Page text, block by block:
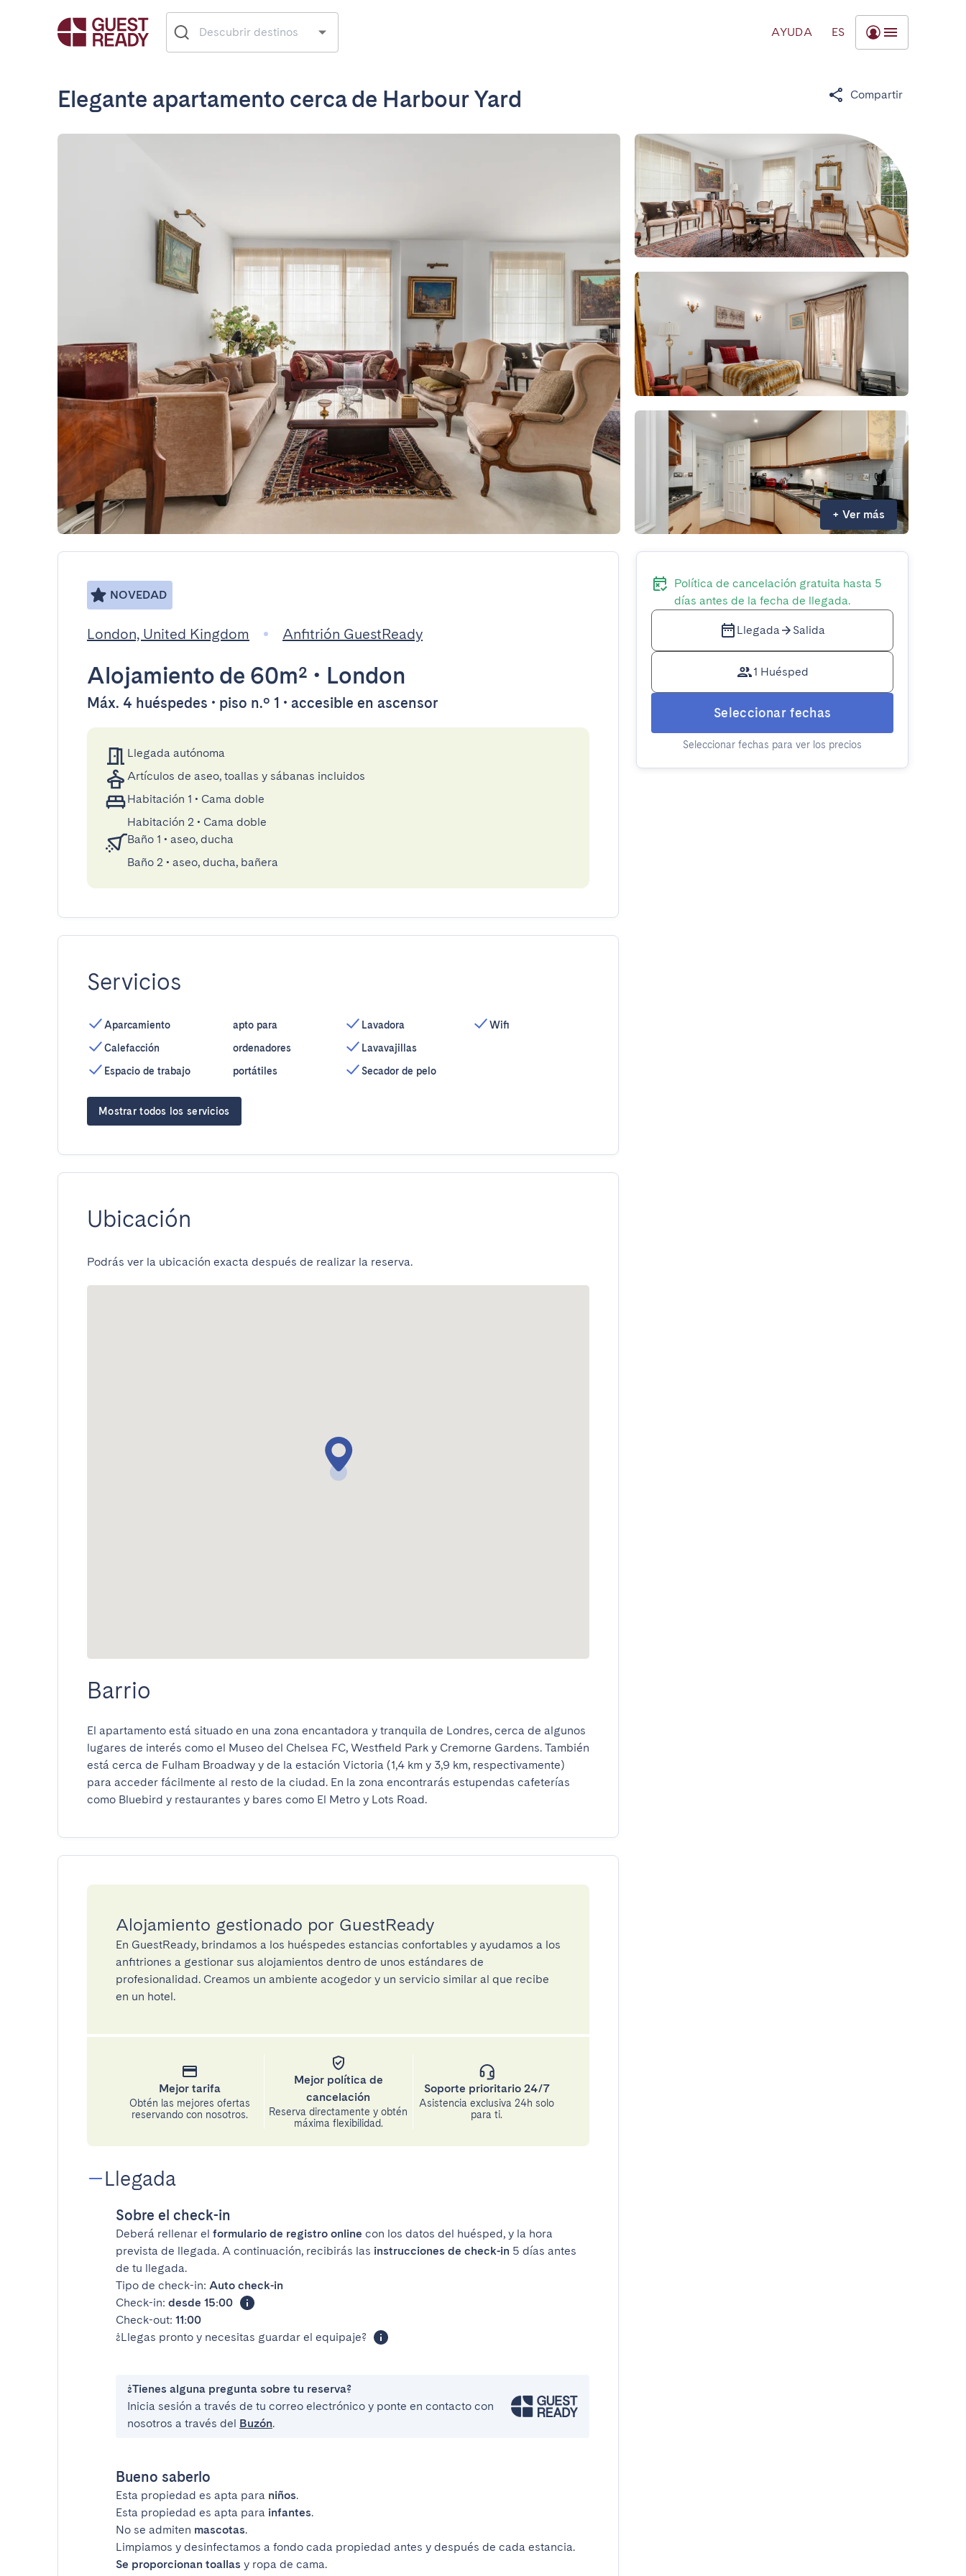
AYUDA ES
Elegante apartamento cerca de Harbour Yard Compartir
+ Ver más
NOVEDAD
London, United Kingdom Anfitrión GuestReady
Alojamiento de 60m² • London
Máx. 4 huéspedes • piso n.º 1 • accesible en ascensor
Llegada autónoma
Artículos de aseo, toallas y sábanas incluidos
Habitación 1 • Cama doble
Habitación 2 • Cama doble
Baño 1 • aseo, ducha
Baño 2 • aseo, ducha, bañera
Servicios
Aparcamiento
Calefacción
Espacio de trabajo
apto para
ordenadores
portátiles
Lavadora
Lavavajillas
Secador de pelo
Wifi
Mostrar todos los servicios
Ubicación
Podrás ver la ubicación exacta después de realizar la reserva.
Barrio
El apartamento está situado en una zona encantadora y tranquila de Londres, cerca de algunos
lugares de interés como el Museo del Chelsea FC, Westfield Park y Cremorne Gardens. También
está cerca de Fulham Broadway y de la estación Victoria (1,4 km y 3,9 km, respectivamente)
para acceder fácilmente al resto de la ciudad. En la zona encontrarás estupendas cafeterías
como Bluebird y restaurantes y bares como El Metro y Lots Road.
Alojamiento gestionado por GuestReady
En GuestReady, brindamos a los huéspedes estancias confortables y ayudamos a los
anfitriones a gestionar sus alojamientos dentro de unos estándares de
profesionalidad. Creamos un ambiente acogedor y un servicio similar al que recibe
en un hotel.
Mejor tarifa
Obtén las mejores ofertas
reservando con nosotros.
Mejor política de
cancelación
Reserva directamente y obtén
máxima flexibilidad.
Soporte prioritario 24/7
Asistencia exclusiva 24h solo
para ti.
Llegada
Sobre el check-in
Deberá rellenar el formulario de registro online con los datos del huésped, y la hora
prevista de llegada. A continuación, recibirás las instrucciones de check-in 5 días antes
de tu llegada.
Tipo de check-in: Auto check-in
Check-in: desde 15:00
Check-out: 11:00
¿Llegas pronto y necesitas guardar el equipaje?
¿Tienes alguna pregunta sobre tu reserva?
Inicia sesión a través de tu correo electrónico y ponte en contacto con
nosotros a través del Buzón.
Bueno saberlo
Esta propiedad es apta para niños.
Esta propiedad es apta para infantes.
No se admiten mascotas.
Limpiamos y desinfectamos a fondo cada propiedad antes y después de cada estancia.
Se proporcionan toallas y ropa de cama.
Política de cancelación gratuita hasta 5
días antes de la fecha de llegada.
Llegada Salida
1 Huésped
Seleccionar fechas
Seleccionar fechas para ver los precios